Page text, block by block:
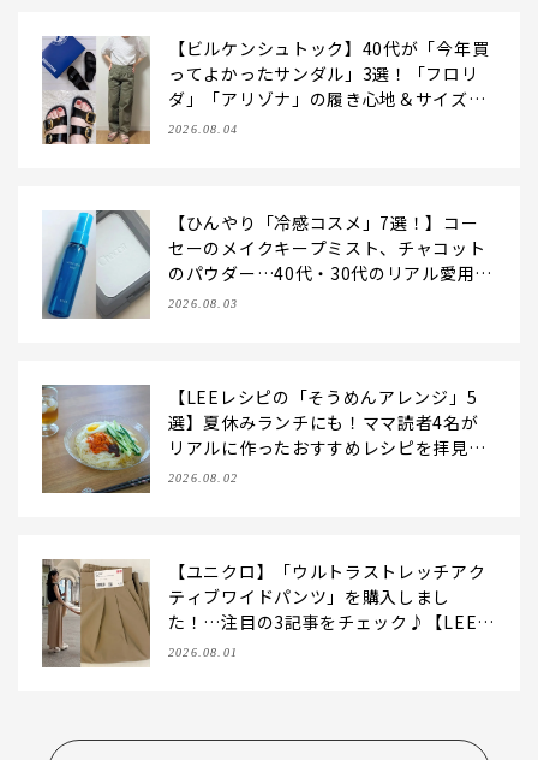
【ビルケンシュトック】40代が「今年買
ってよかったサンダル」3選！「フロリ
ダ」「アリゾナ」の履き心地＆サイズ選
びもご紹介【LEE100人隊・2026】
2026.08.04
【ひんやり「冷感コスメ」7選！】コー
セーのメイクキープミスト、チャコット
のパウダー…40代・30代のリアル愛用品
を拝見♪【2026夏】
2026.08.03
【LEEレシピの「そうめんアレンジ」5
選】夏休みランチにも！ママ読者4名が
リアルに作ったおすすめレシピを拝見♪
【2026夏】
2026.08.02
【ユニクロ】「ウルトラストレッチアク
ティブワイドパンツ」を購入しまし
た！…注目の3記事をチェック♪【LEE1
00人隊・2026】
2026.08.01